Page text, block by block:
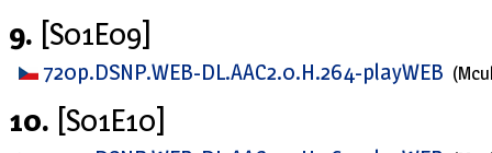
9. [S01E09]
720p.DSNP.WEB-DL.AAC2.0.H.264-playWEB
10. [S01E10]